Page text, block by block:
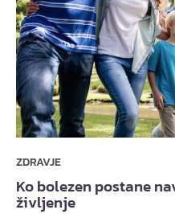
ZDRAVJE
Ko bolezen postane
življenje